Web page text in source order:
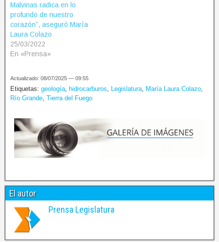
Malvinas radica en lo
profundo de nuestro
corazón”, aseguró María
Laura Colazo
25/03/2022
En «Prensa»
Actualizado: 08/07/2025 — 09:55
Etiquetas: geología, hidrocarburos, Legislatura, María Laura Colazo,
Río Grande, Tierra del Fuego
El autor
Prensa Legislatura